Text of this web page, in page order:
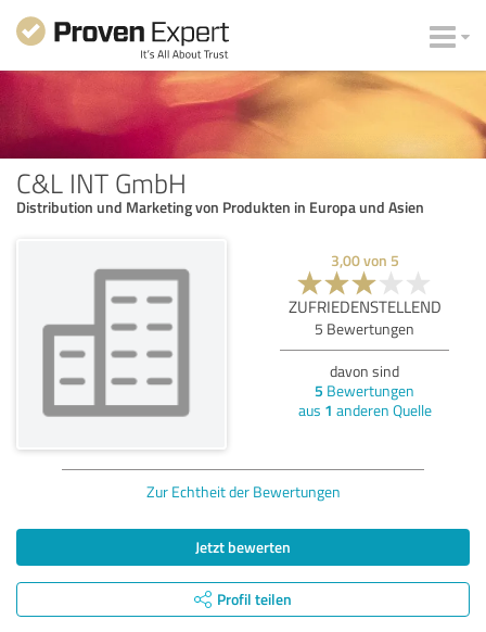
C&L INT GmbH
Distribution und Marketing von Produkten in Europa und Asien
3,00von 5
ZUFRIEDENSTELLEND
5 Bewertungen
davon sind
5 Bewertungen
aus 1 anderen Quelle
Zur Echtheit der Bewertungen
Jetzt bewerten
Profil teilen